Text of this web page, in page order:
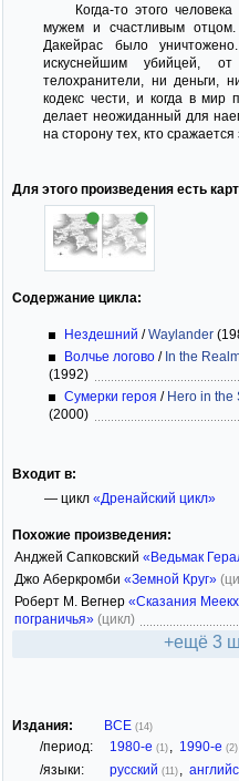
Когда-то этого
мужем и счастливым
Дакейрас было
искуснейшим убийцей,
телохранители, ни деньги,
кодекс чести, и когда в
делает неожиданный для
на сторону тех, кто сражается
Для этого произведения есть
Содержание цикла:
Нездешний /Waylander
Волчье логово / In the
(1992)
Сумерки героя / Hero in the
(2000)
Входит в:
— цикл «Дренайский цикл»
Похожие произведения:
Анджей Сапковский «Ведьмак
Джо Аберкромби «Земной Круг»
Роберт М. Вегнер «Сказания
пограничья» (цикл)
+ещё 3
Издания: ВСЕ (14)
/период: 1980-е (1) , 1990-е (2)
/языки: русский (11) ,